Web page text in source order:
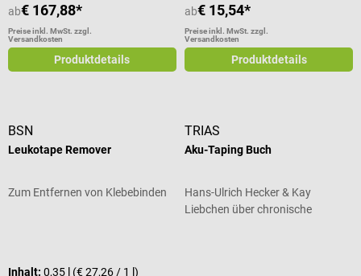
ab€ 167,88*
Preise inkl. MwSt. zzgl.
Versandkosten
Produktdetails
ab€ 15,54*
Preise inkl. MwSt. zzgl.
Versandkosten
Produktdetails
BSN
Leukotape Remover
Zum Entfernen von Klebebinden
Inhalt: 0,35 l (€ 27,26 / 1 l)
TRIAS
Aku-Taping Buch
Hans-Ulrich Hecker & Kay
Liebchen über chronische